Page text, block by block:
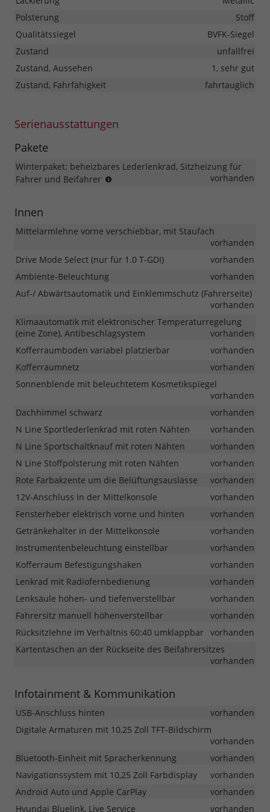
Polsterung
Stoff
Qualitätssiegel
BVFK-Siegel
Zustand
unfallfrei
Zustand, Aussehen
1, sehr gut
Zustand, Fahrfähigkeit
fahrtauglich
Serienausstattungen
Pakete
Winterpaket: beheizbares Lederlenkrad, Sitzheizung für
Fahrer und Beifahrer
vorhanden
Innen
Mittelarmlehne vorne verschiebbar, mit Staufach
vorhanden
Drive Mode Select (nur für 1.0 T-GDI)
vorhanden
Ambiente-Beleuchtung
vorhanden
Auf-/ Abwärtsautomatik und Einklemmschutz (Fahrerseite)
vorhanden
Klimaautomatik mit elektronischer Temperaturregelung
(eine Zone), Antibeschlagsystem
vorhanden
Kofferraumboden variabel platzierbar
vorhanden
Kofferraumnetz
vorhanden
Sonnenblende mit beleuchtetem Kosmetikspiegel
vorhanden
Dachhimmel schwarz
vorhanden
N Line Sportlederlenkrad mit roten Nähten
vorhanden
N Line Sportschaltknauf mit roten Nähten
vorhanden
N Line Stoffpolsterung mit roten Nähten
vorhanden
Rote Farbakzente um die Belüftungsauslässe
vorhanden
12V-Anschluss in der Mittelkonsole
vorhanden
Fensterheber elektrisch vorne und hinten
vorhanden
Getränkehalter in der Mittelkonsole
vorhanden
Instrumentenbeleuchtung einstellbar
vorhanden
Kofferraum Befestigungshaken
vorhanden
Lenkrad mit Radiofernbedienung
vorhanden
Lenksäule höhen- und tiefenverstellbar
vorhanden
Fahrersitz manuell höhenverstellbar
vorhanden
Rücksitzlehne im Verhältnis 60:40 umklappbar vorhanden
Kartentaschen an der Rückseite des Beifahrersitzes
vorhanden
Infotainment & Kommunikation
USB-Anschluss hinten
vorhanden
Digitale Armaturen mit 10,25 Zoll TFT-Bildschirm
vorhanden
Bluetooth-Einheit mit Spracherkennung
vorhanden
Navigationssystem mit 10,25 Zoll Farbdisplay
vorhanden
Android Auto und Apple CarPlay
vorhanden
Hyundai Bluelink, Live Service
vorhanden